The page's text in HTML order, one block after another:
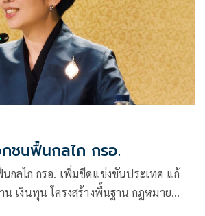
ชนฟื้นกลไก กรอ.
กลไก กรอ. เพิ่มขีดแข่งขันประเทศ แก้
น เงินทุน โครงสร้างพื้นฐาน กฎหมาย